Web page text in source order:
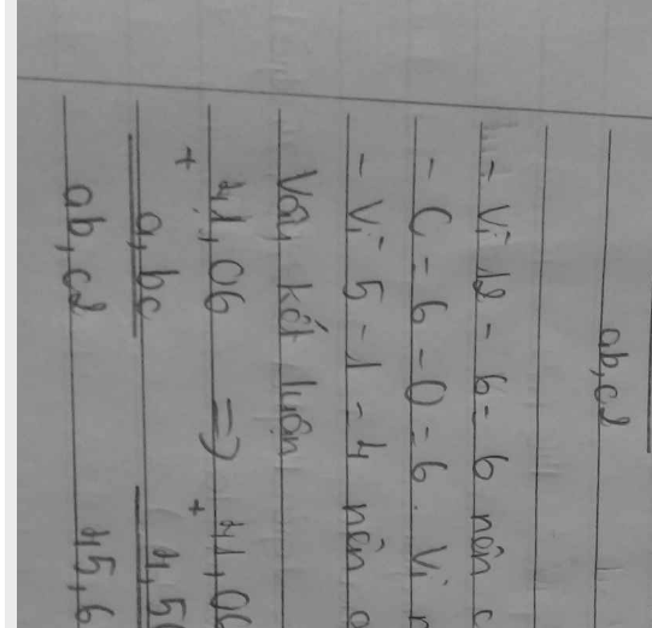
Chủ đề 12: Ôn tập cuối năm
Toán lớp 5 Chân trời sáng
Tập 1
Chương 1: Ôn tập và bổ
Chương 2: Số thập phân
Chương 3: Hình tam giác,
thang, hình tròn
Chương 4: Ôn tập học kì 1
Toán lớp 5 Chân trời sáng
Tập 2